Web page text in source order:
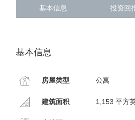
基本信息 投资回
基本信息
房屋类型 公寓
建筑面积 1,153 平方